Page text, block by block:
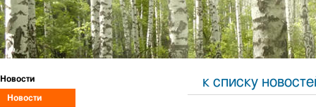
к списку
Новости
Новости